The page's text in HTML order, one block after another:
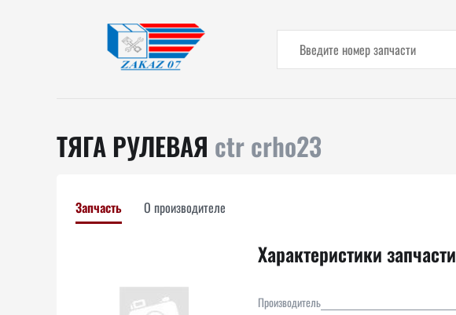
ТЯГА РУЛЕВАЯ ctr crho23
Запчасть О производителе
Характеристики запчасти
Производитель